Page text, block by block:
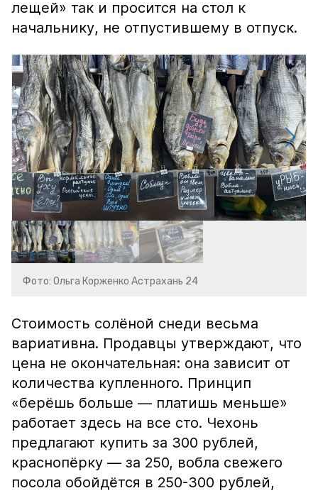
лещей» так и просится на стол к
начальнику, не отпустившему в отпуск.
Фото: Ольга Корженко Астрахань 24
Стоимость солёной снеди весьма
вариативна. Продавцы утверждают, что
цена не окончательная: она зависит от
количества купленного. Принцип
«берёшь больше — платишь меньше»
работает здесь на все сто. Чехонь
предлагают купить за 300 рублей,
краснопёрку — за 250, вобла свежего
посола обойдётся в 250-300 рублей,